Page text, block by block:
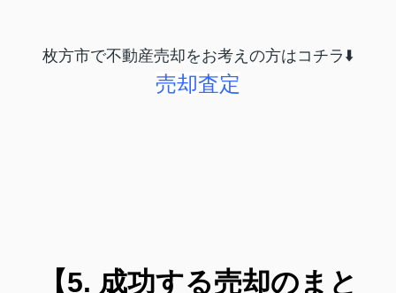
枚方市で不動産売却をお考えの方はコチラ⬇️
売却査定
【5. 成功する売却のまと